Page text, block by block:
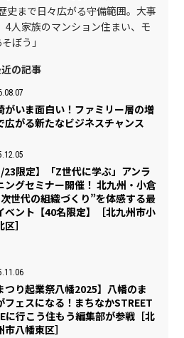
史まで日々広がる守備範囲。大事
4人家族のマンション住まい、モ
ぼう」
の記事
がいま面白い！ファミリー層の増
広がる新たなビジネスチャンス
23限定】「Z世代に学ぶ」アンラ
ングセミナー開催！ 北九州・小倉
世代の組織づくり”を体感する最
ベント【40名限定】［北九州市小
］
つり起業祭八幡2025】八幡のま
フェスになる！まちなかSTREET
に行こう住もう編集部が参戦［北
市八幡東区］